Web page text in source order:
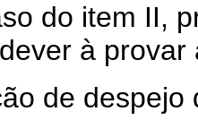
item II,
à
despejo